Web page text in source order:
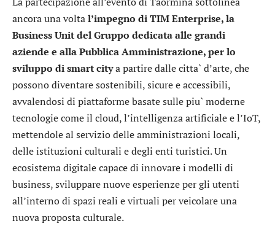
ancora una voltal’impegno di TIM Enterprise, la
Business Unit del Gruppo dedicata alle grandi
aziende e alla Pubblica Amministrazione, per lo
sviluppo di smart citya partire dalle citta` d’arte, che
possono diventare sostenibili, sicure e accessibili,
avvalendosi di piattaforme basate sulle piu` moderne
tecnologie come il cloud, l’intelligenza artificiale e l’IoT,
mettendole al servizio delle amministrazioni locali,
delle istituzioni culturali e degli enti turistici. Un
ecosistema digitale capace di innovare i modelli di
business, sviluppare nuove esperienze per gli utenti
all’interno di spazi reali e virtuali per veicolare una
nuova proposta culturale.